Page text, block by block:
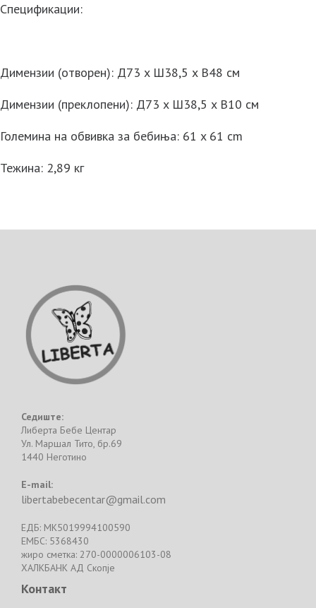
Спецификации:
Димензии (отворен): Д73 x Ш38,5 x В48 см
Димензии (преклопени): Д73 x Ш38,5 x В10 см
Големина на обвивка за бебиња: 61 x 61 cm
Тежина: 2,89 кг
Седиште:
Либерта Бебе Центар
Ул. Маршал Тито, бр.69
1440 Неготино
E-mail:
libertabebecentar@gmail.com
ЕДБ: MK5019994100590
ЕМБС: 5368430
жиро сметка: 270-0000006103-08
ХАЛКБАНК АД Скопје
Контакт